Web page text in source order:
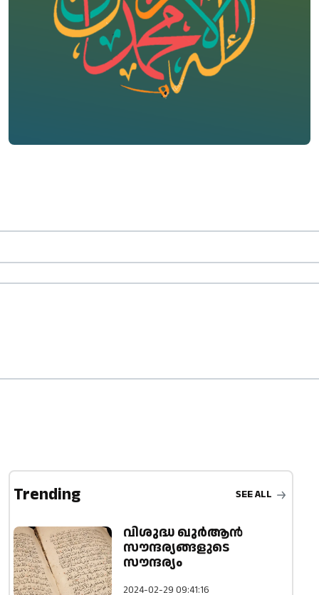
Trending SEE ALL
വിശുദ്ധ ഖുര്‍ആന്‍
സൗന്ദര്യങ്ങളുടെ
സൗന്ദര്യം
2024-02-29 09:41:16